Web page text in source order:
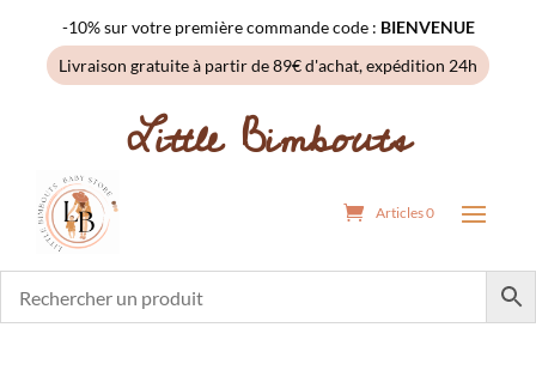
-10% sur votre première commande code : BIENVENUE
Livraison gratuite à partir de 89€ d'achat, expédition 24h
Little Bimbouts
Articles 0